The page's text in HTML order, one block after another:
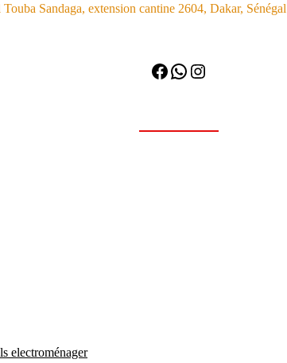
Sandaga, extension cantine 2604, Dakar, Sénégal
Facebook
WhatsApp
Instagram